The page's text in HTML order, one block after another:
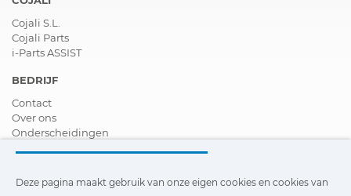
Cojali S.L.
Cojali Parts
i-Parts ASSIST
BEDRIJF
Contact
Over ons
Onderscheidingen
Verdeler worden
Nieuws
Deze pagina maakt gebruik van onze eigen cookies en cookies van